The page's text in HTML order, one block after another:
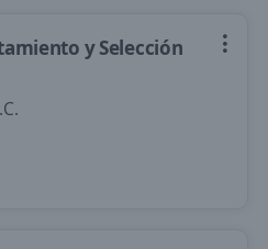
y Selección